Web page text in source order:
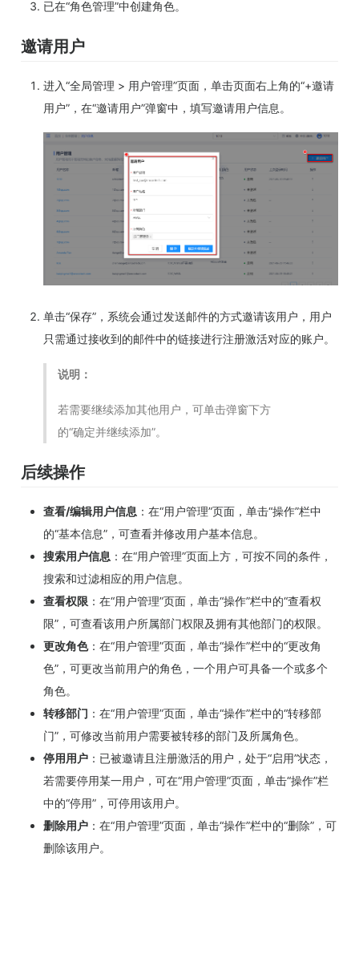
已在“角色管理”中创建角色。
邀请用户
进入“全局管理 > 用户管理”页面，单击页面右上角的“+邀请
用户”，在“邀请用户”弹窗中，填写邀请用户信息。
单击“保存”，系统会通过发送邮件的方式邀请该用户，用户
只需通过接收到的邮件中的链接进行注册激活对应的账户。
说明：
若需要继续添加其他用户，可单击弹窗下方
的“确定并继续添加”。
后续操作
查看/编辑用户信息 ：在“用户管理”页面，单击“操作”栏中
的“基本信息”，可查看并修改用户基本信息。
搜索用户信息 ：在“用户管理”页面上方，可按不同的条件，
搜索和过滤相应的用户信息。
查看权限 ：在“用户管理”页面，单击“操作”栏中的“查看权
限”，可查看该用户所属部门权限及拥有其他部门的权限。
更改角色：在“用户管理”页面，单击“操作”栏中的“更改角
色”，可更改当前用户的角色，一个用户可具备一个或多个
角色。
转移部门 ：在“用户管理”页面，单击“操作”栏中的“转移部
门”，可修改当前用户需要被转移的部门及所属角色。
停用用户 ：已被邀请且注册激活的用户，处于“启用”状态，
若需要停用某一用户，可在“用户管理”页面，单击“操作”栏
中的“停用”，可停用该用户。
删除用户 ：在“用户管理”页面，单击“操作”栏中的“删除”，可
删除该用户。